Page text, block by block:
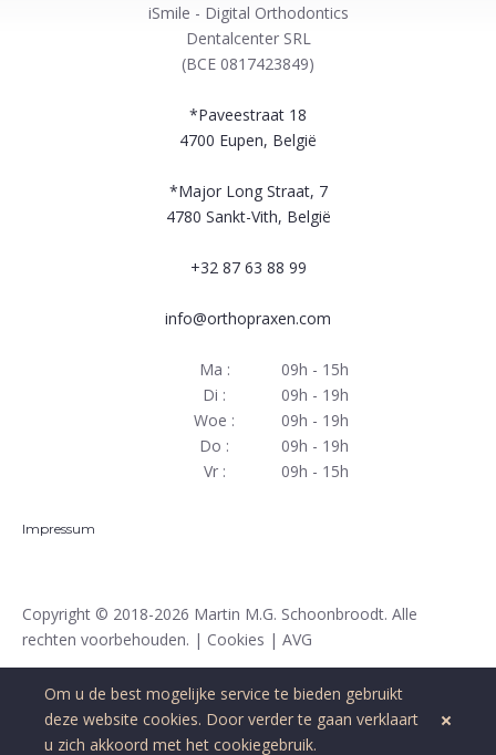
iSmile - Digital Orthodontics
Dentalcenter SRL
(BCE 0817423849)
*Paveestraat 18
4700 Eupen, België
*Major Long Straat, 7
4780 Sankt-Vith, België
+32 87 63 88 99
info@orthopraxen.com
Ma :
09h - 15h
Di :
09h - 19h
Woe :
09h - 19h
Do :
09h - 19h
Vr :
09h - 15h
Impressum
Copyright © 2018-2026 Martin M.G. Schoonbroodt. Alle
rechten voorbehouden. | Cookies | AVG
Om u de best mogelijke service te bieden gebruikt
deze website cookies. Door verder te gaan verklaart
u zich akkoord met het cookiegebruik.